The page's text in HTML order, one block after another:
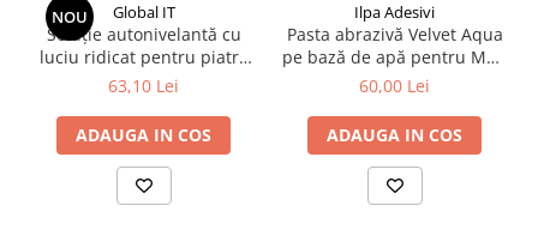
NOU Global IT
Soluție autonivelantă cu
luciu ridicat pentru piatră
naturală (High Lux), 750 ml,
63,10 Lei
ADAUGA IN COS
Ilpa Adesivi
Pasta abrazivă Velvet Aqua
pe bază de apă pentru MDF
și vopsea auto, 0.5kg, Ilpa
60,00 Lei
ADAUGA IN COS